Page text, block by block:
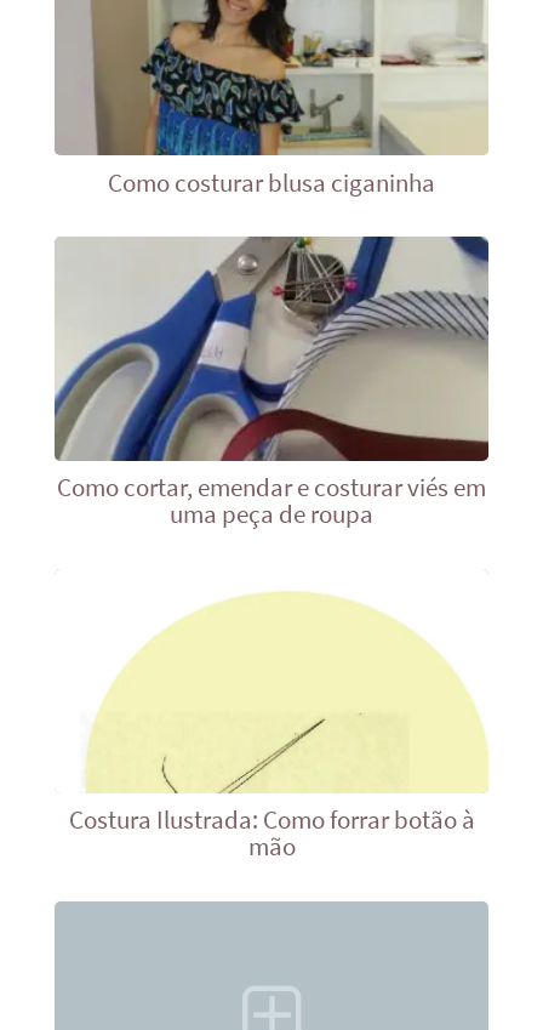
Como costurar blusa ciganinha
Como cortar, emendar e costurar viés em
uma peça de roupa
Costura Ilustrada: Como forrar botão à
mão